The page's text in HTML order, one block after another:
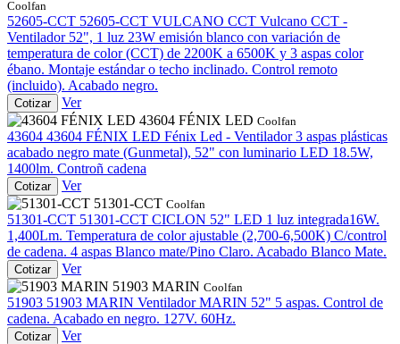
Coolfan
52605-CCT 52605-CCT VULCANO CCT Vulcano CCT -
Ventilador 52", 1 luz 23W emisión blanco con variación de
temperatura de color (CCT) de 2200K a 6500K y 3 aspas color
ébano. Montaje estándar o techo inclinado. Control remoto
(incluido). Acabado negro.
Cotizar
Ver
43604 FÉNIX LED Coolfan
43604 43604 FÉNIX LED Fénix Led - Ventilador 3 aspas plásticas
acabado negro mate (Gunmetal), 52" con luminario LED 18.5W,
1400lm. Controñ cadena
Cotizar
Ver
51301-CCT Coolfan
51301-CCT 51301-CCT CICLON 52" LED 1 luz integrada16W.
1,400Lm. Temperatura de color ajustable (2,700-6,500K) C/control
de cadena. 4 aspas Blanco mate/Pino Claro. Acabado Blanco Mate.
Cotizar
Ver
51903 MARIN Coolfan
51903 51903 MARIN Ventilador MARIN 52" 5 aspas. Control de
cadena. Acabado en negro. 127V. 60Hz.
Cotizar
Ver